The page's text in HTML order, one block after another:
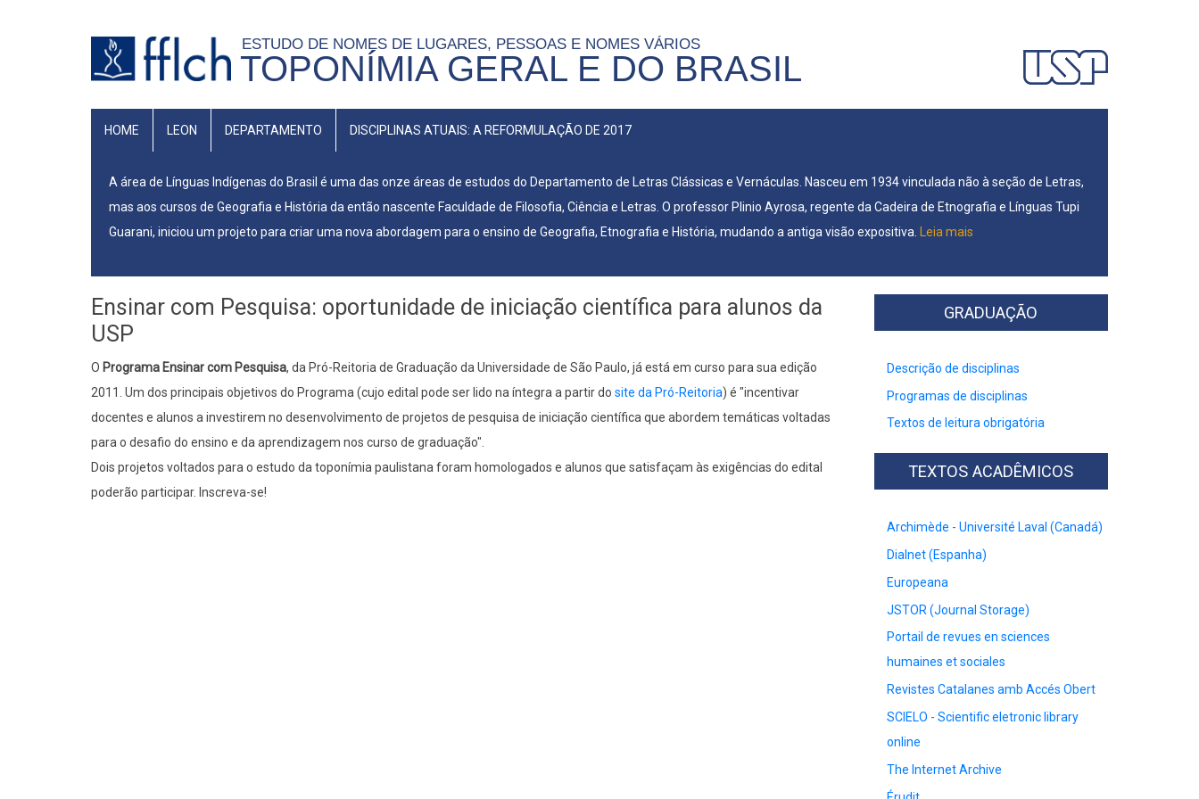
ESTUDO DE NOMES DE LUGARES, PESSOAS E NOMES VÁRIOS
TOPONÍMIA GERAL E DO BRASIL
NAVEGAÇÃO
HOME LEON DEPARTAMENTO DISCIPLINAS ATUAIS: A REFORMULAÇÃO DE 2017
A área de Línguas Indígenas do Brasil é uma das onze áreas de estudos do Departamento de Letras Clássicas e Vernáculas. Nasceu em 1934 vinculada não à seção de Letras,
mas aos cursos de Geografia e História da então nascente Faculdade de Filosofia, Ciência e Letras. O professor Plinio Ayrosa, regente da Cadeira de Etnografia e Línguas Tupi
Guarani, iniciou um projeto para criar uma nova abordagem para o ensino de Geografia, Etnografia e História, mudando a antiga visão expositiva.
Leia mais
Ensinar com Pesquisa: oportunidade de iniciação científica para alunos da
USP
O Programa Ensinar com Pesquisa, da Pró-Reitoria de Graduação da Universidade de São Paulo, já está em curso para sua edição
2011. Um dos principais objetivos do Programa (cujo edital pode ser lido na íntegra a partir do site da Pró-Reitoria) é "incentivar
docentes e alunos a investirem no desenvolvimento de projetos de pesquisa de iniciação científica que abordem temáticas voltadas
para o desafio do ensino e da aprendizagem nos curso de graduação".
Dois projetos voltados para o estudo da toponímia paulistana foram homologados e alunos que satisfaçam às exigências do edital
poderão participar. Inscreva-se!
GRADUAÇÃO
Descrição de disciplinas
Programas de disciplinas
Textos de leitura obrigatória
TEXTOS ACADÊMICOS
Archimède - Université Laval (Canadá)
Dialnet (Espanha)
Europeana
JSTOR (Journal Storage)
Portail de revues en sciences
humaines et sociales
Revistes Catalanes amb Accés Obert
SCIELO - Scientific eletronic library
online
The Internet Archive